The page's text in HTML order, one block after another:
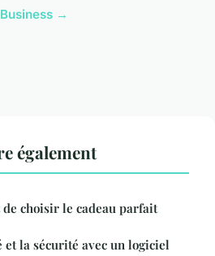
→
également
choisir le cadeau parfait
la sécurité avec un logiciel